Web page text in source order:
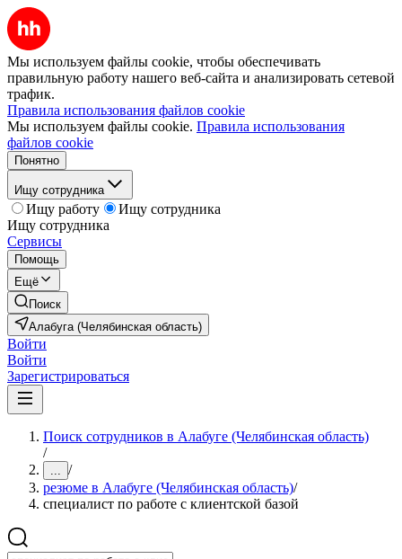
Мы используем файлы cookie, чтобы обеспечивать
правильную работу нашего веб-сайта и анализировать сетевой
трафик.
Правила использования файлов cookie
Мы используем файлы cookie. Правила использования
файлов cookie
Понятно
Ищу сотрудника
Ищу работу
Ищу сотрудника
Ищу сотрудника
Сервисы
Помощь
Ещё
Поиск
Алабуга (Челябинская область)
Войти
Войти
Зарегистрироваться
Поиск сотрудников в Алабуге (Челябинская область)
/
... /
резюме в Алабуге (Челябинская область)/
специалист по работе с клиентской базой